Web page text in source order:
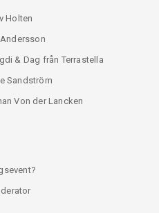
Holten
& Dag från Terrastella
Sandström
Von der Lancken